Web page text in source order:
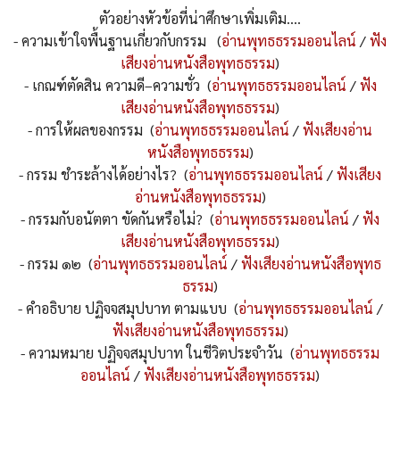
ตัวอย่างหัวข้อที่น่าศึกษาเพิ่มเติม....
- ความเข้าใจพื้นฐานเกี่ยวกับกรรม (อ่านพุทธธรรมออนไลน์ /ฟัง
เสียงอ่านหนังสือพุทธธรรม)
- เกณฑ์ตัดสิน ความดี–ความชั่ว (อ่านพุทธธรรมออนไลน์ /ฟัง
เสียงอ่านหนังสือพุทธธรรม)
- การให้ผลของกรรม (อ่านพุทธธรรมออนไลน์ /ฟังเสียงอ่าน
หนังสือพุทธธรรม)
- กรรม ชำระล้างได้อย่างไร? (อ่านพุทธธรรมออนไลน์ /ฟังเสียง
อ่านหนังสือพุทธธรรม)
- กรรมกับอนัตตา ขัดกันหรือไม่? (อ่านพุทธธรรมออนไลน์ /ฟัง
เสียงอ่านหนังสือพุทธธรรม)
- กรรม ๑๒ (อ่านพุทธธรรมออนไลน์ /ฟังเสียงอ่านหนังสือพุทธ
ธรรม)
- คำอธิบาย ปฏิจจสมุปบาท ตามแบบ (อ่านพุทธธรรมออนไลน์ /
ฟังเสียงอ่านหนังสือพุทธธรรม)
- ความหมาย ปฏิจจสมุปบาท ในชีวิตประจำวัน (อ่านพุทธธรรม
ออนไลน์ /ฟังเสียงอ่านหนังสือพุทธธรรม)